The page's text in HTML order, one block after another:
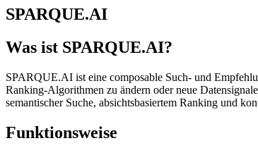
SPARQUE.AI
Was ist SPARQUE.AI?
SPARQUE.AI ist eine composable Such- und
Ranking-Algorithmen zu ändern oder neue
semantischer Suche, absichtsbasiertem Ranking und
Funktionsweise